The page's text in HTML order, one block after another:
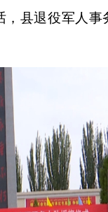
县退役军人